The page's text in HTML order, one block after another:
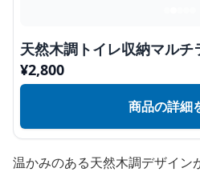
天然木調トイレ収納マルチ
¥2,800
商品の詳細
温かみのある天然木調デザイン